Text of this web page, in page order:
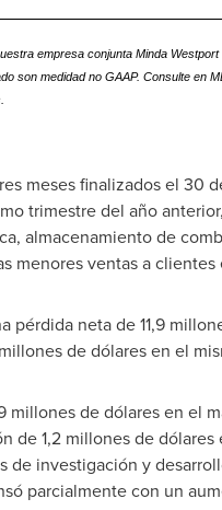
empresa conjunta Minda Westport
son medidad no GAAP. Consulte en
meses finalizados el 30
trimestre del año
almacenamiento de
menores ventas a
pérdida neta de 11,9
de dólares en el
millones de dólares en el
de 1,2 millones de
de investigación y
parcialmente con un